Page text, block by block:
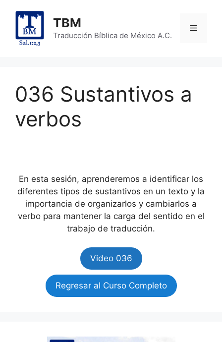
content
TBM
Traducción Bíblica de México A.C.
Menu
036 Sustantivos a
verbos
En esta sesión, aprenderemos a identificar los
diferentes tipos de sustantivos en un texto y la
importancia de organizarlos y cambiarlos a
verbo para mantener la carga del sentido en el
trabajo de traducción.
Video 036
Regresar al Curso Completo